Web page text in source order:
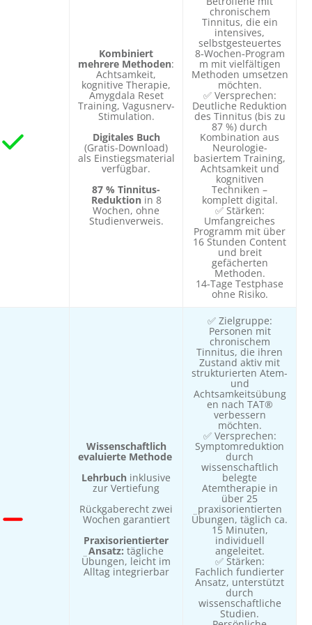
Kombiniert
mehrere Methoden:
Achtsamkeit,
kognitive Therapie,
Amygdala Reset
Training, Vagusnerv-
Stimulation.
Digitales Buch
(Gratis-Download)
als Einstiegsmaterial
verfügbar.
87 % Tinnitus-
Reduktionin 8
Wochen, ohne
Studienverweis.
chronischem
Tinnitus, die ein
intensives,
selbstgesteuertes
8‑Wochen‑Program
m mit vielfältigen
Methoden umsetzen
möchten.
✅ Versprechen:
Deutliche Reduktion
des Tinnitus (bis zu
87 %) durch
Kombination aus
Neurologie-
basiertem Training,
Achtsamkeit und
kognitiven
Techniken –
komplett digital.
✅ Stärken:
Umfangreiches
Programm mit über
16 Stunden Content
und breit
gefächerten
Methoden.
14‑Tage Testphase
ohne Risiko.
Wissenschaftlich
evaluierte Methode
Lehrbuch inklusive
zur Vertiefung
Rückgaberecht zwei
Wochen garantiert
Praxisorientierter
Ansatz: tägliche
Übungen, leicht im
Alltag integrierbar
✅ Zielgruppe:
Personen mit
chronischem
Tinnitus, die ihren
Zustand aktiv mit
strukturierten Atem-
und
Achtsamkeitsübung
en nach TAT®
verbessern
möchten.
✅ Versprechen:
Symptomreduktion
durch
wissenschaftlich
belegte
Atemtherapie in
über 25
praxisorientierten
Übungen, täglich ca.
15 Minuten,
individuell
angeleitet.
✅ Stärken:
Fachlich fundierter
Ansatz, unterstützt
durch
wissenschaftliche
Studien.